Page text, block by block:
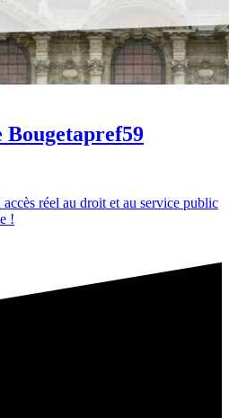
Bougetapref59
réel au droit et au service public
!